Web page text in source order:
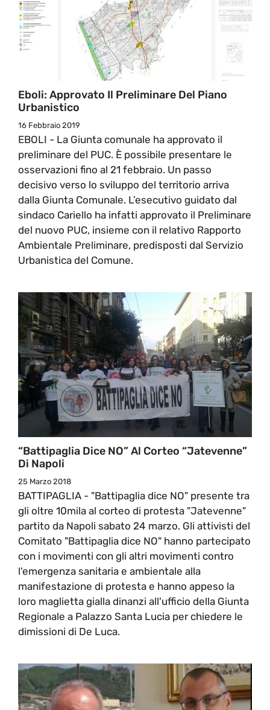
Eboli: Approvato Il Preliminare Del Piano
Urbanistico
16 Febbraio 2019
EBOLI - La Giunta comunale ha approvato il
preliminare del PUC. È possibile presentare le
osservazioni fino al 21 febbraio. Un passo
decisivo verso lo sviluppo del territorio arriva
dalla Giunta Comunale. L’esecutivo guidato dal
sindaco Cariello ha infatti approvato il Preliminare
del nuovo PUC, insieme con il relativo Rapporto
Ambientale Preliminare, predisposti dal Servizio
Urbanistica del Comune.
“Battipaglia Dice NO” Al Corteo “Jatevenne”
Di Napoli
25 Marzo 2018
BATTIPAGLIA - "Battipaglia dice NO" presente tra
gli oltre 10mila al corteo di protesta "Jatevenne"
partito da Napoli sabato 24 marzo. Gli attivisti del
Comitato "Battipaglia dice NO" hanno partecipato
con i movimenti con gli altri movimenti contro
l'emergenza sanitaria e ambientale alla
manifestazione di protesta e hanno appeso la
loro maglietta gialla dinanzi all'ufficio della Giunta
Regionale a Palazzo Santa Lucia per chiedere le
dimissioni di De Luca.